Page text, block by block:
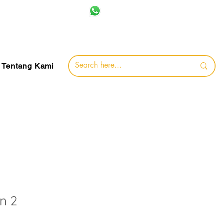
Tentang Kami
2